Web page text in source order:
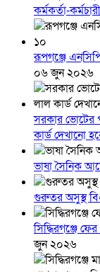
কর্মকর্তা-
রূপগঞ্জে
০৬ জুন ২০২৬
সরকার ভোটের
কার্ড দেখানো
ভাষা সৈনিক
গুরুতর অসুস্থ
সিদ্ধিরগঞ্জে
জুন ২০২৬